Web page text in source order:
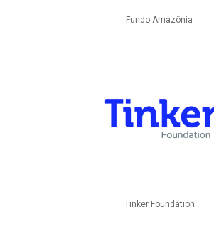
Fundo Amazônia
Tinker Foundation